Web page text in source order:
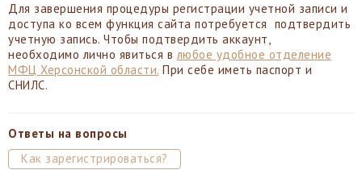
Для завершения процедуры регистрации учетной записи и
доступа ко всем функция сайта потребуется подтвердить
учетную запись. Чтобы подтвердить аккаунт,
необходимо лично явиться в любое удобное отделение
МФЦ Херсонской области. При себе иметь паспорт и
СНИЛС.
Ответы на вопросы
Как зарегистрироваться?